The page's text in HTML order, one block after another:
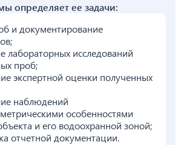
определяет ее задачи:
и документирование
лабораторных исследований
проб;
экспертной оценки полученных
наблюдений
особенностями
и его водоохранной зоной;
отчетной документации.